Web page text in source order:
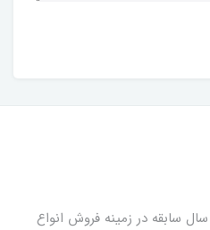
با بیش از ۲۰ سال سابقه در زمینه فروش انواع